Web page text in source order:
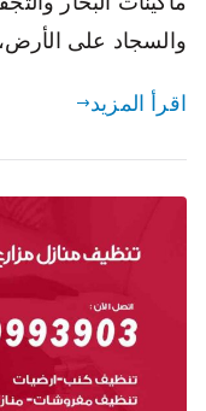
والسجاد على
اقرأ المزيد